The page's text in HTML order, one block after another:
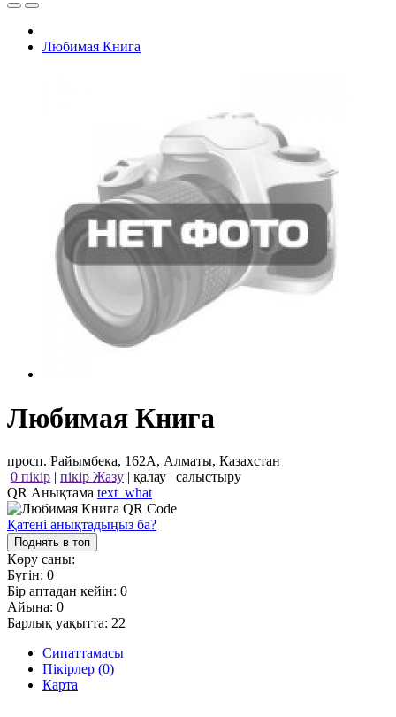
Любимая Книга
Любимая Книга
просп. Райымбека, 162А, Алматы, Казахстан
0 пікір | пікір Жазу | қалау | салыстыру
QR Анықтама text_what
Қатені анықтадыңыз ба?
Поднять в топ
Көру саны:
Бүгін: 0
Бір аптадан кейін: 0
Айына: 0
Барлық уақытта: 22
Сипаттамасы
Пікірлер (0)
Карта